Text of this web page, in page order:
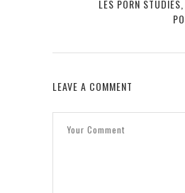
LES PORN
LEAVE A COMMENT